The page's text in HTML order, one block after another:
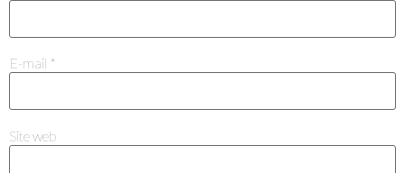
E-mail *
Site web